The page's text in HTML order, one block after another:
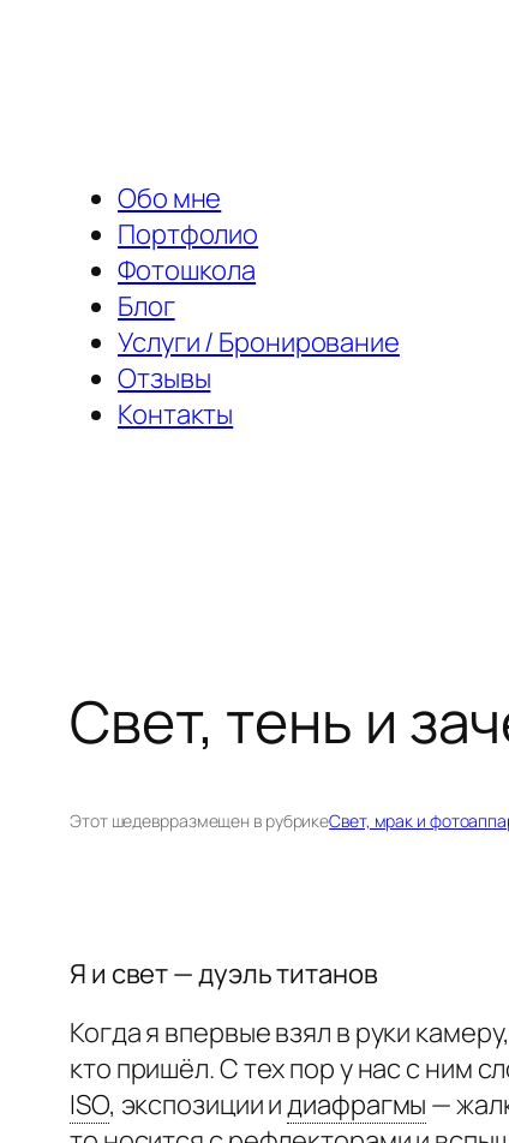
Обо мне
Портфолио
Фотошкола
Блог
Услуги / Бронирование
Отзывы
Контакты
Свет, тень и
Этот шедеврразмещен в рубрикеСвет, мрак и
Я и свет — дуэль титанов
Когда я впервые взял в руки
кто пришёл. С тех пор у нас с ним
ISO, экспозиции идиафрагмы —